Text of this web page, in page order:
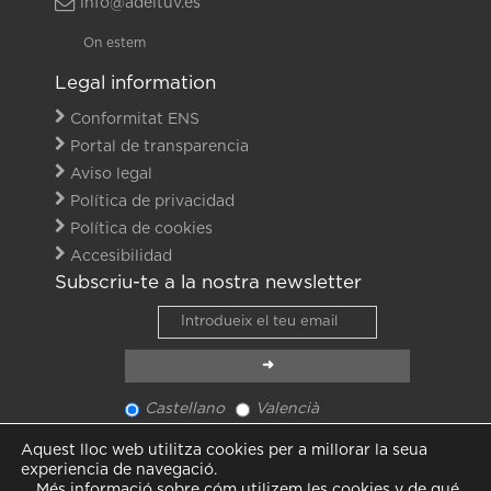
On estem
Legal information
Conformitat ENS
Portal de transparencia
Aviso legal
Política de privacidad
Política de cookies
Accesibilidad
Subscriu-te a la nostra newsletter
Castellano Valencià
Veure últim newsletter
Veure totes les notícies
Aquest lloc web utilitza cookies per a millorar la seua
experiencia de navegació.